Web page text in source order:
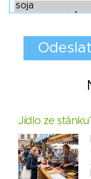
Jídlo ze